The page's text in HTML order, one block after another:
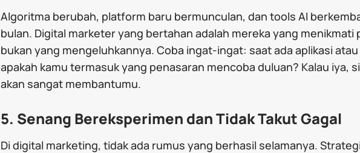
Algoritma berubah, platform baru bermunculan, dan tools AI
bulan. Digital marketer yang bertahan adalah mereka yang menikmati
bukan yang mengeluhkannya. Coba ingat-ingat: saat ada aplikasi
apakah kamu termasuk yang penasaran mencoba duluan? Kalau iya,
akan sangat membantumu.
5. Senang Bereksperimen dan Tidak Takut Gagal
Di digital marketing, tidak ada rumus yang berhasil selamanya.